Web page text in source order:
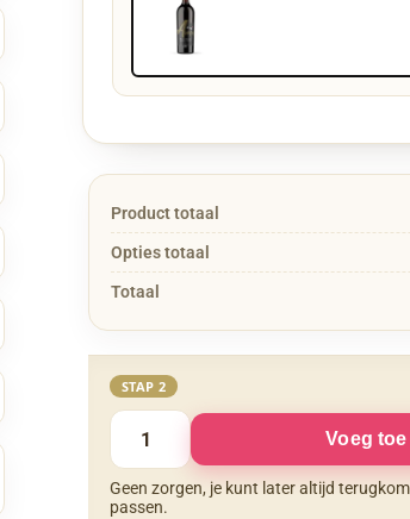
Product totaal
Opties totaal
Totaal
STAP 2
Voeg
Geen zorgen, je kunt later altijd
passen.